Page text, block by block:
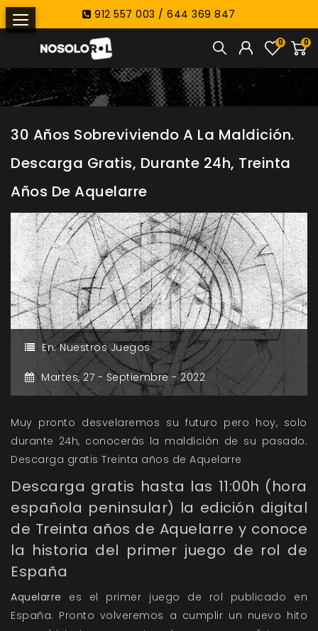
912 557 003 / 644 369 847
0
0
30 Años Sobreviviendo A La Maldición.
Descarga Gratis, Durante 24h, Treinta
Años De Aquelarre
En:Nuestros Juegos
Martes,27 -Septiembre -2022
Muy pronto desvelaremos su futuro pero hoy, solo
durante 24h, conocerás la maldición de su pasado.
Descarga gratis Treinta años de Aquelarre
Descarga gratis hasta las 11:00h (hora
española peninsular) la edición digital
de Treinta años de Aquelarre y conoce
la historia del primer juego de rol de
España
Aquelarre es el primer juego de rol publicado en
España. Pronto volveremos a cumplir un nuevo hito